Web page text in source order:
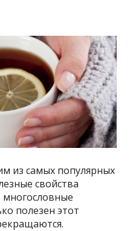
из самых популярных
свойства
полезен этот